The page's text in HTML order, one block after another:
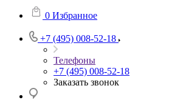
0 Избранное
+7 (495) 008-52-18
Телефоны
+7 (495) 008-52-18
Заказать звонок